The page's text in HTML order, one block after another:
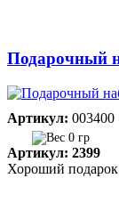
Подарочный
Артикул: 003400
0 гр
Артикул: 2399
Хороший подарок